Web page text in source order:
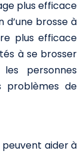
plus efficace
d’une brosse à
plus efficace
à se brosser
personnes
problèmes de
aider à